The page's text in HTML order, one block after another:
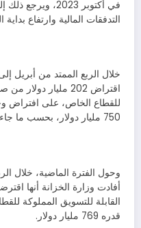
في أكتوبر 2023،
التدفقات المالية وارتفاع
اقتراض 202 مليار
للقطاع الخاص، على افتراض
750 مليار دولار، بحسب ما جاء في البيان على موقعها على الانترنت.
القابلة للتسويق المملوكة
قدره 769 مليار دولار.